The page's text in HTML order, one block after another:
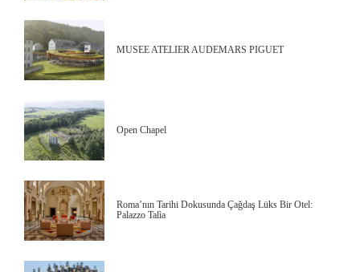
MUSEE ATELIER AUDEMARS PIGUET
Open Chapel
Roma’nın Tarihi Dokusunda Çağdaş Lüks Bir Otel:
Palazzo Talìa